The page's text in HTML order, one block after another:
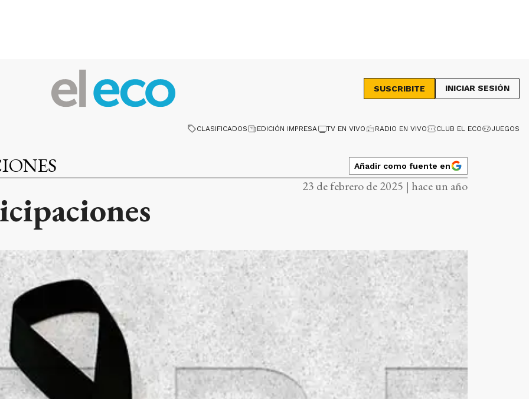
SUSCRIBITE INICIAR SESIÓN
CLASIFICADOS EDICIÓN IMPRESA TV EN VIVO RADIO EN VIVO CLUB EL ECO JUEGOS
Añadir como fuente en
23 de febrero de 2025 | hace un año